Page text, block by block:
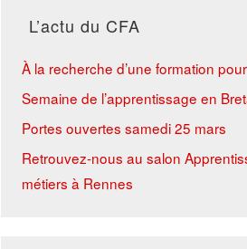
L’actu du CFA
À la recherche d’une formation
Semaine de l’apprentissage en
Portes ouvertes samedi 25 mars
Retrouvez-nous au salon
métiers à Rennes